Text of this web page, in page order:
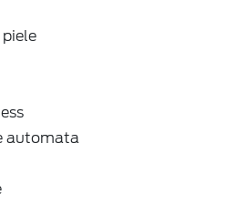
automata